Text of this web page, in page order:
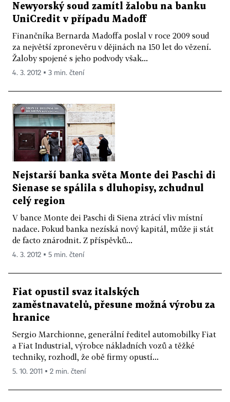
Newyorský soud zamítl žalobu na banku
UniCredit v případu Madoff
Finančníka Bernarda Madoffa poslal v roce 2009 soud
za největší zpronevěru v dějinách na 150 let do vězení.
Žaloby spojené s jeho podvody však...
4. 3. 2012 ▪ 3 min. čtení
Nejstarší banka světa Monte dei Paschi di
Sienase se spálila s dluhopisy, zchudnul
celý region
V bance Monte dei Paschi di Siena ztrácí vliv místní
nadace. Pokud banka nezíská nový kapitál, může ji stát
de facto znárodnit. Z příspěvků...
4. 3. 2012 ▪ 5 min. čtení
Fiat opustil svaz italských
zaměstnavatelů, přesune možná výrobu za
hranice
Sergio Marchionne, generální ředitel automobilky Fiat
a Fiat Industrial, výrobce nákladních vozů a těžké
techniky, rozhodl, že obě firmy opustí...
5. 10. 2011 ▪ 2 min. čtení